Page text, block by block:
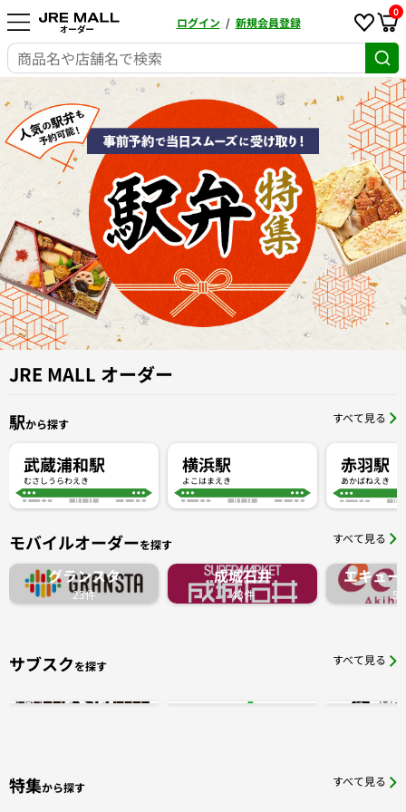
ログイン / 新規会員登録
0
JRE MALL オーダー
駅から探す すべて見る
武蔵浦和駅
むさしうらわえき
横浜駅
よこはまえき
赤羽駅
あかばねえき
モバイルオーダーを探す すべて見る
グランスタ
23件
成城石井
43件
エキュ
5
サブスクを探す すべて見る
特集から探す すべて見る